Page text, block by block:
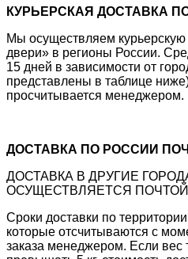
КУРЬЕРСКАЯ ДОСТАВКА
Мы осуществляем
двери» в регионы России.
15 дней в зависимости от
представлены в таблице
просчитывается менеджером.
ДОСТАВКА ПО РОССИИ
ДОСТАВКА В ДРУГИЕ
ОСУЩЕСТВЛЯЕТСЯ
Сроки доставки по
которые отсчитываются с
заказа менеджером. Если вес